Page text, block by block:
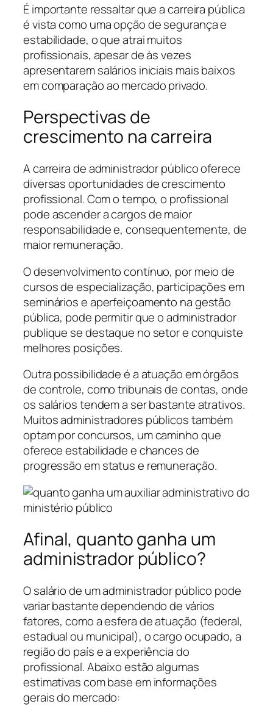
É importante ressaltar que a carreira pública
é vista como uma opção de segurança e
estabilidade, o que atrai muitos
profissionais, apesar de às vezes
apresentarem salários iniciais mais baixos
em comparação ao mercado privado.
Perspectivas de
crescimento na carreira
A carreira de administrador público oferece
diversas oportunidades de crescimento
profissional. Com o tempo, o profissional
pode ascender a cargos de maior
responsabilidade e, consequentemente, de
maior remuneração.
O desenvolvimento contínuo, por meio de
cursos de especialização, participações em
seminários e aperfeiçoamento na gestão
pública, pode permitir que o administrador
publique se destaque no setor e conquiste
melhores posições.
Outra possibilidade é a atuação em órgãos
de controle, como tribunais de contas, onde
os salários tendem a ser bastante atrativos.
Muitos administradores públicos também
optam por concursos, um caminho que
oferece estabilidade e chances de
progressão em status e remuneração.
Afinal, quanto ganha um
administrador público?
O salário de um administrador público pode
variar bastante dependendo de vários
fatores, como a esfera de atuação (federal,
estadual ou municipal), o cargo ocupado, a
região do país e a experiência do
profissional. Abaixo estão algumas
estimativas com base em informações
gerais do mercado: